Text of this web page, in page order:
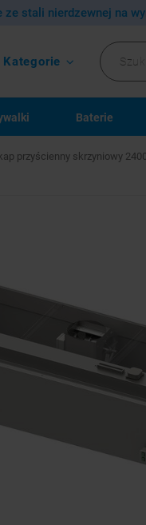
ze stali nierdzewnej na
Kategorie
Baterie
przyścienny skrzyniowy